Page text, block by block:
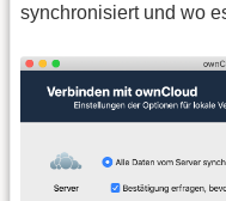
synchronisiert und wo